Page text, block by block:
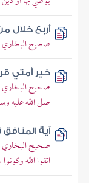
أربع خلال
صحيح البخاري
خير أمتي
صحيح
صلى الله عليه
آية المنافق
صحيح البخاري >
اتقوا الله